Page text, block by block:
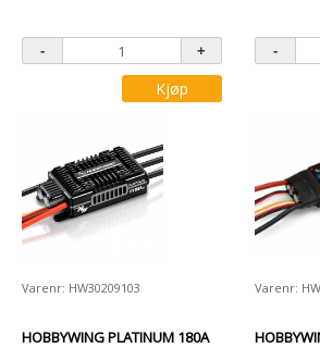
Kjøp
Varenr: HW30209103
HOBBYWING PLATINUM 180A
Varenr: